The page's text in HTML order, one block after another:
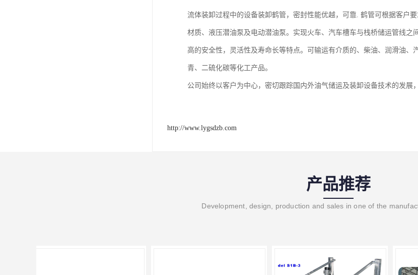
流体装卸过程中的设备装卸鹤管，密封性能优越，可靠. 鹤管可根据客户
材质、液压潜油泵及电动潜油泵。实现火车、汽车槽车与栈桥储运管线
高的安全性，灵活性及寿命长等特点。可输运有介质的、柴油、润滑油
青、二硫化碳等化工产品。
公司始终以客户为中心，密切跟踪国内外油气储运及装卸设备技术的发展
http://www.lygsdzb.com
产品推荐
Development, design, production and sales in one of the